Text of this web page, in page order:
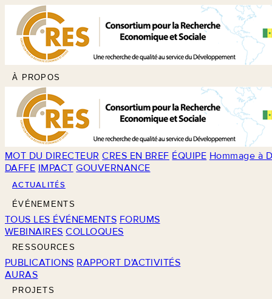
À PROPOS
MOT DU DIRECTEUR CRES EN BREF ÉQUIPE Hommage à
DAFFE IMPACT GOUVERNANCE
ACTUALITÉS
ÉVÉNEMENTS
TOUS LES ÉVÉNEMENTS FORUMS
WEBINAIRES COLLOQUES
RESSOURCES
PUBLICATIONS RAPPORT D'ACTIVITÉS
AURAS
PROJETS